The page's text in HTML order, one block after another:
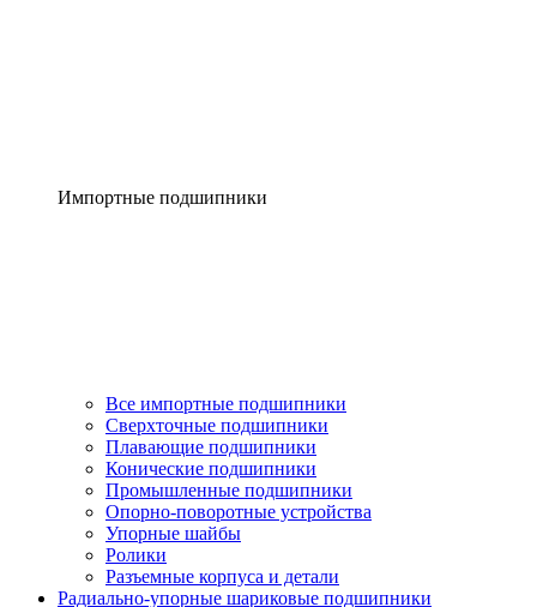
Импортные подшипники
Все импортные подшипники
Сверхточные подшипники
Плавающие подшипники
Конические подшипники
Промышленные подшипники
Опорно-поворотные устройства
Упорные шайбы
Ролики
Разъемные корпуса и детали
Радиально-упорные шариковые подшипники